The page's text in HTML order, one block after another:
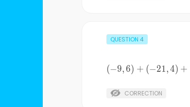
QUESTION 4
(-9,6)+
(-3,75)+
(−9,6) + (−21,4) +
CORRECTION